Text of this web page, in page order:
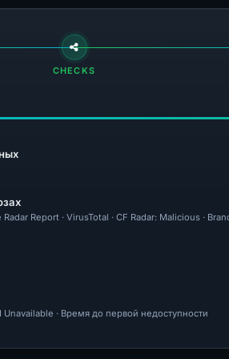
CHECKS
Report · VirusTotal · CF Radar: Malicious ·
· Время до первой недоступности